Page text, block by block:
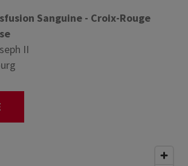
Sanguine - Croix-Rouge
II